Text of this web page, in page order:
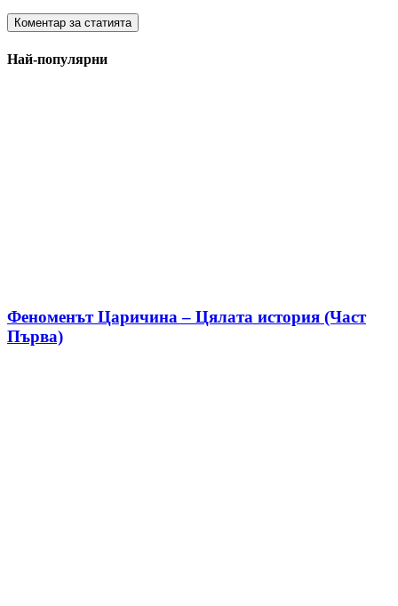
Най-популярни
Феноменът Царичина – Цялата история (Част
Първа)